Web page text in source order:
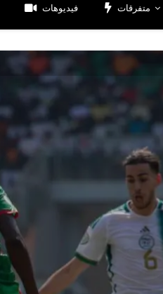
فيديوهات متفرقات